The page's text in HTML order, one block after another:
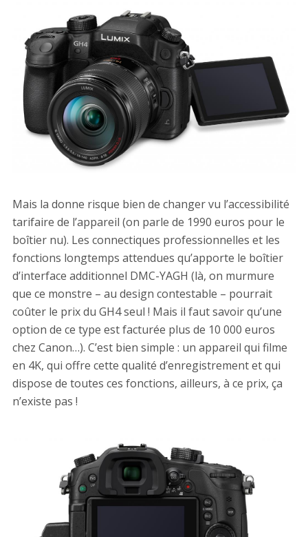
Mais la donne risque bien de changer vu l’accessibilité
tarifaire de l’appareil (on parle de 1990 euros pour le
boîtier nu). Les connectiques professionnelles et les
fonctions longtemps attendues qu’apporte le boîtier
d’interface additionnel DMC-YAGH (là, on murmure
que ce monstre – au design contestable – pourrait
coûter le prix du GH4 seul ! Mais il faut savoir qu’une
option de ce type est facturée plus de 10 000 euros
chez Canon…). C’est bien simple : un appareil qui filme
en 4K, qui offre cette qualité d’enregistrement et qui
dispose de toutes ces fonctions, ailleurs, à ce prix, ça
n’existe pas !